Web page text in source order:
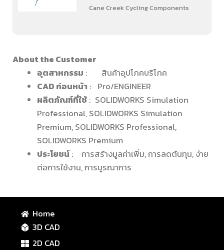
Cane Creek Cycling Components
About the Customer
อุตสาหกรรม : สินค้าอุปโภคบริโภค
CAD ก่อนหน้า : Pro/ENGINEER
ผลิตภัณฑ์ที่ใช้ : SOLIDWORKS Simulation
Professional, SOLIDWORKS Simulation
Premium, SOLIDWORKS Professional,
SOLIDWORKS Premium
ประโยชน์ : การสร้างมูลค่าเพิ่ม, การลดต้นทุน, ง่าย
ต่อการใช้งาน, การบูรณาการ
Home
3D CAD
2D CAD